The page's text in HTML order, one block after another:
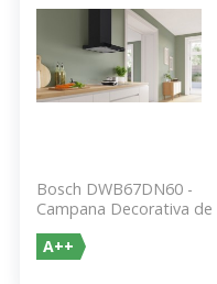
Bosch DWB67DN60 -
Campana Decorativa de
Pared de 60 Cm Serie 6
con Motor EcoSilence
A++